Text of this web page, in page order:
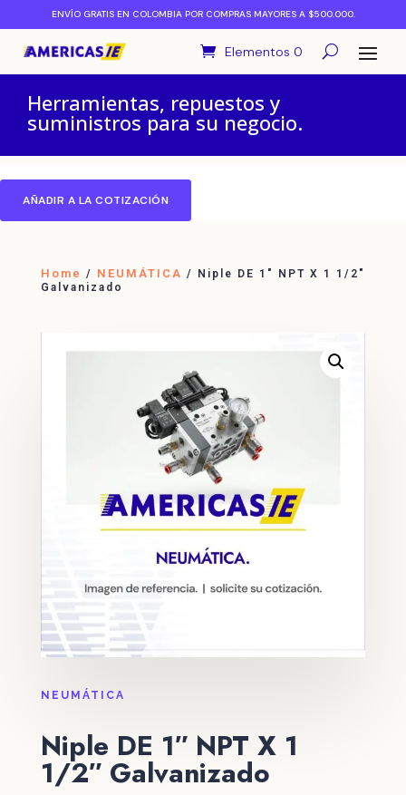
ENVÍO GRATIS EN COLOMBIA POR COMPRAS MAYORES A $500.000.
Elementos 0
Herramientas, repuestos y
suministros para su negocio.
AÑADIR A LA COTIZACIÓN
Home / NEUMÁTICA / Niple DE 1″ NPT X 1 1/2″
Galvanizado
NEUMÁTICA
Niple DE 1″ NPT X 1
1/2″ Galvanizado